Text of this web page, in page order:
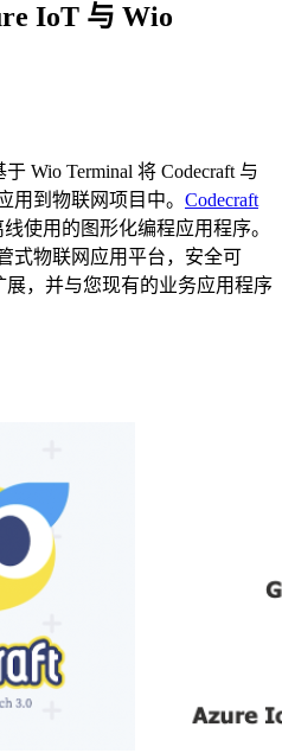
IoT 与 Wio
Wio Terminal 将 Codecraft 与
用到物联网项目中。 Codecraft
使用的图形化编程应用程序。
式物联网应用平台，安全可
，并与您现有的业务应用程序